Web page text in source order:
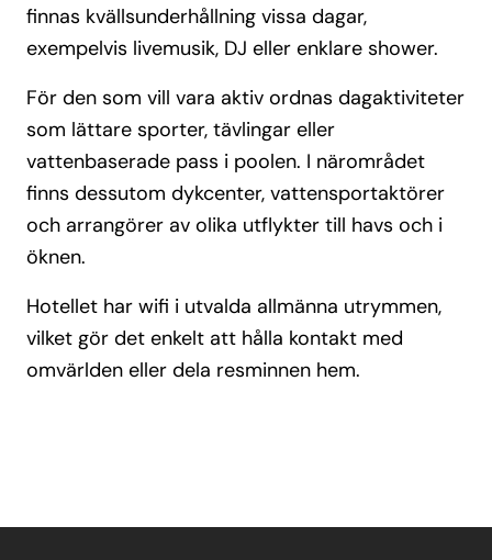
finnas kvällsunderhållning vissa dagar,
exempelvis livemusik, DJ eller enklare shower.
För den som vill vara aktiv ordnas dagaktiviteter
som lättare sporter, tävlingar eller
vattenbaserade pass i poolen. I närområdet
finns dessutom dykcenter, vattensportaktörer
och arrangörer av olika utflykter till havs och i
öknen.
Hotellet har wifi i utvalda allmänna utrymmen,
vilket gör det enkelt att hålla kontakt med
omvärlden eller dela resminnen hem.